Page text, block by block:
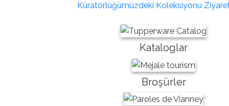
Küratörlüğümüzdeki Koleksiyonu
Kataloglar
Broşürler